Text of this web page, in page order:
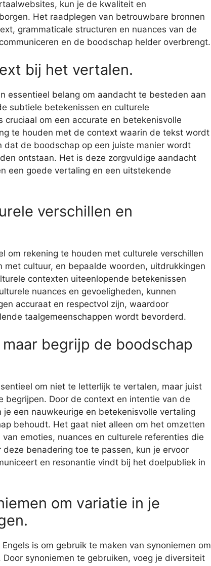
kun je de kwaliteit en
Het raadplegen van betrouwbare bronnen
grammaticale structuren en nuances van de
en de boodschap helder overbrengt.
bij het vertalen.
essentieel belang om aandacht te besteden aan
subtiele betekenissen en culturele
om een accurate en betekenisvolle
te houden met de context waarin de tekst wordt
dat de boodschap op een juiste manier wordt
ontstaan. Het is deze zorgvuldige aandacht
een goede vertaling en een uitstekende
verschillen en
om rekening te houden met culturele verschillen
met cultuur, en bepaalde woorden, uitdrukkingen
contexten uiteenlopende betekenissen
nuances en gevoeligheden, kunnen
accuraat en respectvol zijn, waardoor
taalgemeenschappen wordt bevorderd.
begrijp de boodschap
om niet te letterlijk te vertalen, maar juist
Door de context en intentie van de
een nauwkeurige en betekenisvolle vertaling
behoudt. Het gaat niet alleen om het omzetten
emoties, nuances en culturele referenties die
benadering toe te passen, kun je ervoor
en resonantie vindt bij het doelpubliek in
om variatie in je
is om gebruik te maken van synoniemen om
synoniemen te gebruiken, voeg je diversiteit